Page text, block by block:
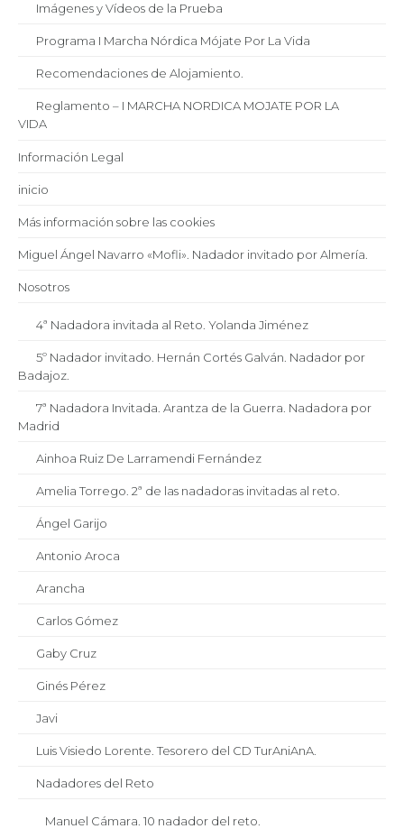
Imágenes y Vídeos de la Prueba
Programa I Marcha Nórdica Mójate Por La Vida
Recomendaciones de Alojamiento.
Reglamento – I MARCHA NORDICA MOJATE POR LA
VIDA
Información Legal
inicio
Más información sobre las cookies
Miguel Ángel Navarro «Mofli». Nadador invitado por Almería.
Nosotros
4ª Nadadora invitada al Reto. Yolanda Jiménez
5º Nadador invitado. Hernán Cortés Galván. Nadador por
Badajoz.
7ª Nadadora Invitada. Arantza de la Guerra. Nadadora por
Madrid
Ainhoa Ruiz De Larramendi Fernández
Amelia Torrego. 2ª de las nadadoras invitadas al reto.
Ángel Garijo
Antonio Aroca
Arancha
Carlos Gómez
Gaby Cruz
Ginés Pérez
Javi
Luis Visiedo Lorente. Tesorero del CD TurAniAnA.
Nadadores del Reto
Manuel Cámara. 10 nadador del reto.